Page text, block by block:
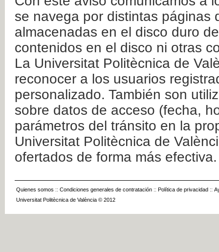
se navega por distintas páginas
almacenadas en el disco duro
contenidos en el disco ni otras
La Universitat Politècnica de
reconocer a los usuarios
personalizado. También son
sobre datos de acceso (fecha,
parámetros del tránsito en la
Universitat Politècnica de
ofertados de forma más efectiva.
Quienes somos :: Condiciones generales de contratación :: Política de privacidad ::
Universitat Politècnica de València © 2012